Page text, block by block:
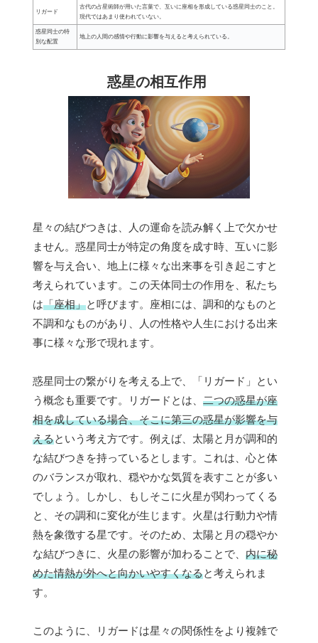
リガード
古代の占星術師が用いた言葉で、互いに座相を形成している惑星同士のこと。
現代ではあまり使われていない。
惑星同士の特
別な配置
地上の人間の感情や行動に影響を与えると考えられている。
惑星の相互作用
星々の結びつきは、人の運命を読み解く上で欠かせ
ません。惑星同士が特定の角度を成す時、互いに影
響を与え合い、地上に様々な出来事を引き起こすと
考えられています。この天体同士の作用を、私たち
は「座相」と呼びます。座相には、調和的なものと
不調和なものがあり、人の性格や人生における出来
事に様々な形で現れます。
惑星同士の繋がりを考える上で、「リガード」とい
う概念も重要です。リガードとは、 二つの惑星が座
相を成している場合、そこに第三の惑星が影響を与
えるという考え方です。例えば、太陽と月が調和的
な結びつきを持っているとします。これは、心と体
のバランスが取れ、穏やかな気質を表すことが多い
でしょう。しかし、もしそこに火星が関わってくる
と、その調和に変化が生じます。火星は行動力や情
熱を象徴する星です。そのため、太陽と月の穏やか
な結びつきに、火星の影響が加わることで、 内に秘
めた情熱が外へと向かいやすくなると考えられま
す。
このように、リガードは星々の関係性をより複雑で